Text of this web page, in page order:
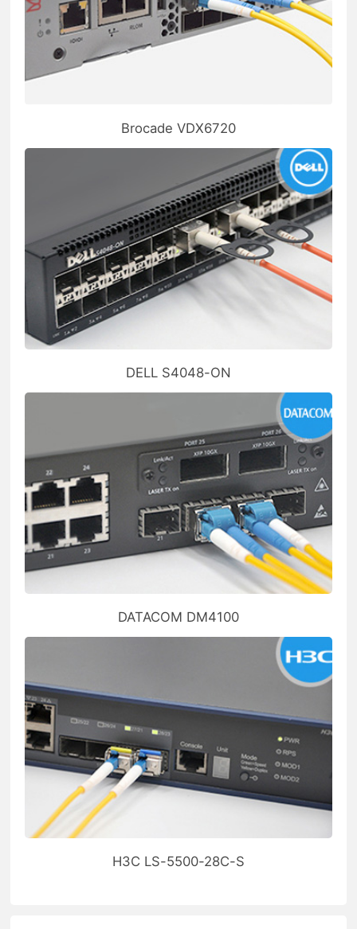
Brocade VDX6720
DELL S4048-ON
DATACOM DM4100
H3C LS-5500-28C-S